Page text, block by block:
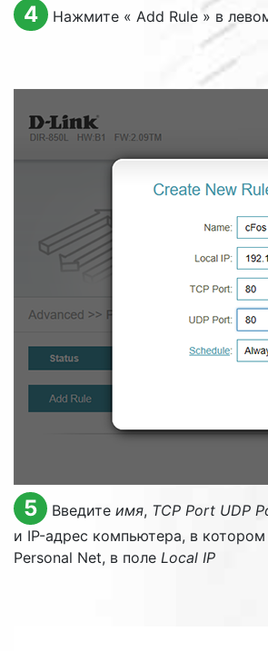
4 Нажмите « Add Rule» в
5 Введите имя, TCP Port UDP
и IP-адрес компьютера, в котором
Personal Net, в поле Local IP